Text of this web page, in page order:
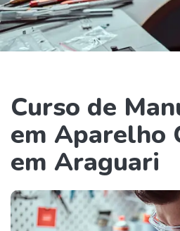
Curso de
em Aparelho
em Araguari